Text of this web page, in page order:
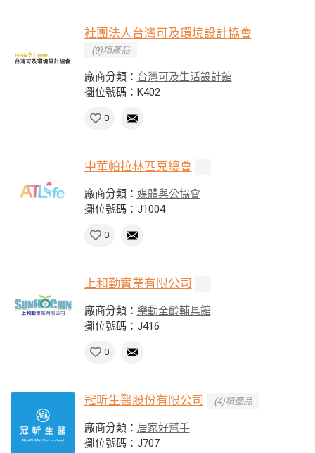
社團法人台灣可及環境設計協會
(9)項產品
廠商分類： 台灣可及生活設計館
攤位號碼：K402
0
中華帕拉林匹克總會
廠商分類： 媒體與公協會
攤位號碼：J1004
0
上和勤實業有限公司
廠商分類： 樂動全齡輔具館
攤位號碼：J416
0
冠昕生醫股份有限公司 (4)項產品
廠商分類： 居家好幫手
攤位號碼：J707